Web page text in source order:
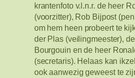
krantenfoto v.l.n.r. de heer
(voorzitter), Rob Bijpost
om hem heen probeert te
der Plas (veilingmeester),
Bourgouin en de heer
(secretaris). Helaas kan
ook aanwezig geweest te